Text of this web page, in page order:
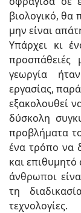
βιολογικό, θα
μην είναι
Υπάρχει κι
γεωργία
εργασίας,
εξακολουθεί
δύσκολη
προβλήματα
ένα τρόπο να
και επιθυμητό
άνθρωποι
τη
τεχνολογίες.